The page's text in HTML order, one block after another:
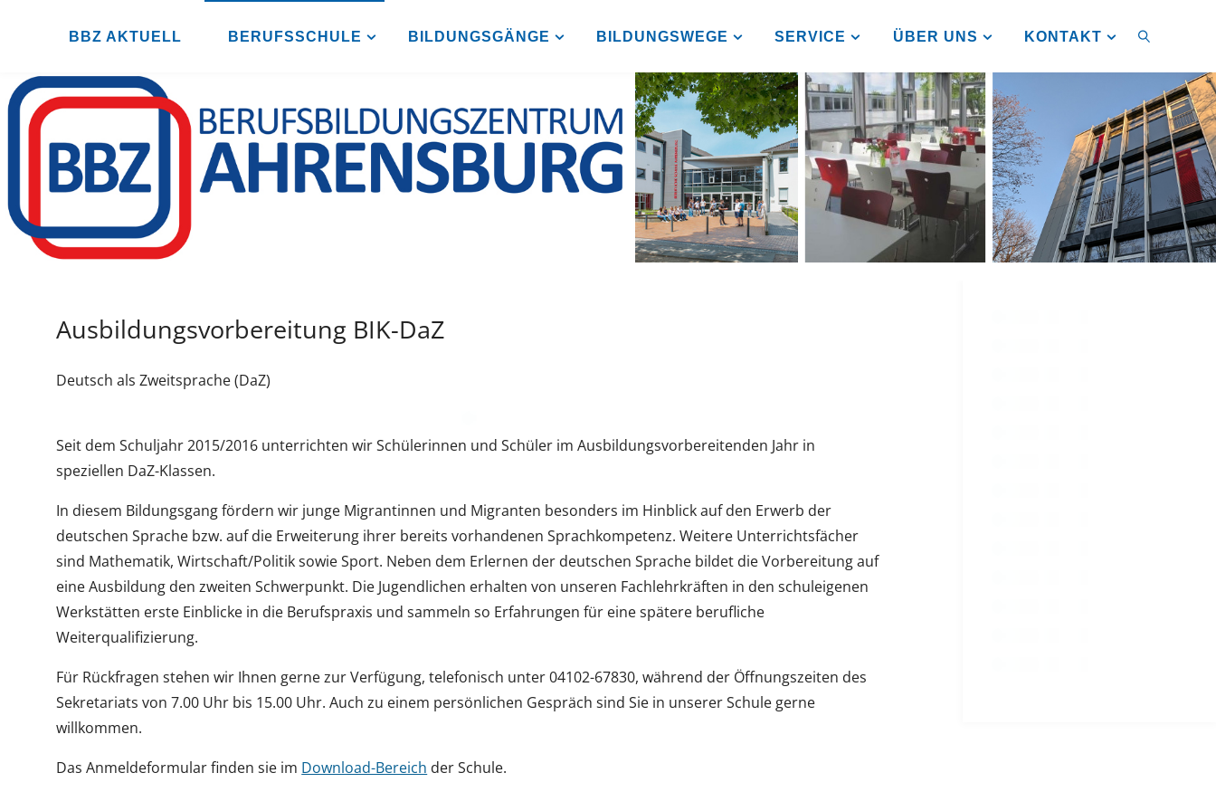
BZ
A
R
S
UR
BBZ AKTUELL BERUFSSCHULE BILDUNGSGÄNGE BILDUNGSWEGE SERVICE ÜBER UNS KONTAKT
SUCHEN
Ausbildungsvorbereitung BIK-DaZ
Deutsch als Zweitsprache (DaZ)
Seit dem Schuljahr 2015/2016 unterrichten wir Schülerinnen und Schüler im Ausbildungsvorbereitenden Jahr in
speziellen DaZ-Klassen.
In diesem Bildungsgang fördern wir junge Migrantinnen und Migranten besonders im Hinblick auf den Erwerb der
deutschen Sprache bzw. auf die Erweiterung ihrer bereits vorhandenen Sprachkompetenz. Weitere Unterrichtsfächer
sind Mathematik, Wirtschaft/Politik sowie Sport. Neben dem Erlernen der deutschen Sprache bildet die Vorbereitung auf
eine Ausbildung den zweiten Schwerpunkt. Die Jugendlichen erhalten von unseren Fachlehrkräften in den schuleigenen
Werkstätten erste Einblicke in die Berufspraxis und sammeln so Erfahrungen für eine spätere berufliche
Weiterqualifizierung.
Für Rückfragen stehen wir Ihnen gerne zur Verfügung, telefonisch unter 04102-67830, während der Öffnungszeiten des
Sekretariats von 7.00 Uhr bis 15.00 Uhr. Auch zu einem persönlichen Gespräch sind Sie in unserer Schule gerne
willkommen.
Das Anmeldeformular finden sie im Download-Bereich der Schule.